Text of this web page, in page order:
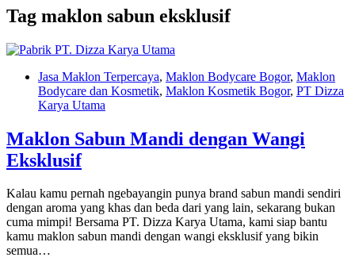
Tag maklon sabun eksklusif
Jasa Maklon Terpercaya, Maklon Bodycare Bogor, Maklon
Bodycare dan Kosmetik, Maklon Kosmetik Bogor, PT Dizza
Karya Utama
Maklon Sabun Mandi dengan Wangi
Eksklusif
Kalau kamu pernah ngebayangin punya brand sabun mandi sendiri
dengan aroma yang khas dan beda dari yang lain, sekarang bukan
cuma mimpi! Bersama PT. Dizza Karya Utama, kami siap bantu
kamu maklon sabun mandi dengan wangi eksklusif yang bikin
semua…